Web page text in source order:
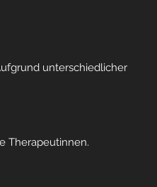
unterschiedlicher
Therapeutinnen.